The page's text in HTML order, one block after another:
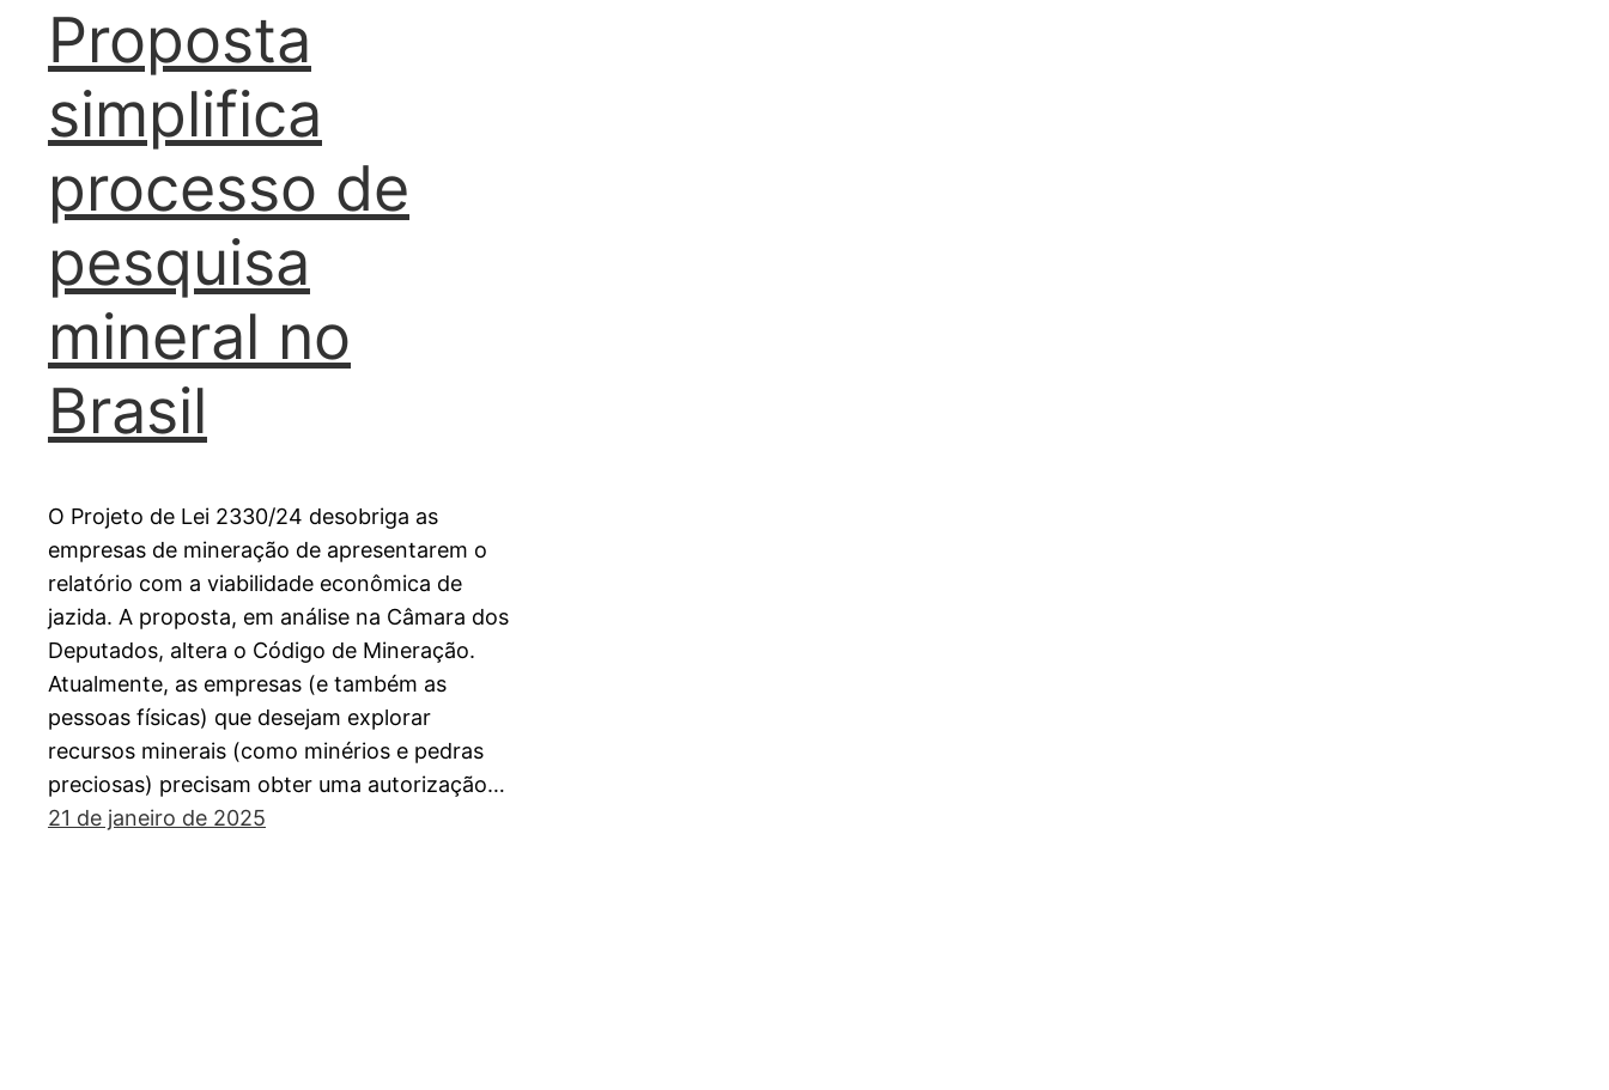
Proposta
simplifica
processo de
pesquisa
mineral no
Brasil
O Projeto de Lei 2330/24 desobriga as
empresas de mineração de apresentarem o
relatório com a viabilidade econômica de
jazida. A proposta, em análise na Câmara dos
Deputados, altera o Código de Mineração.
Atualmente, as empresas (e também as
pessoas físicas) que desejam explorar
recursos minerais (como minérios e pedras
preciosas) precisam obter uma autorização…
21 de janeiro de 2025